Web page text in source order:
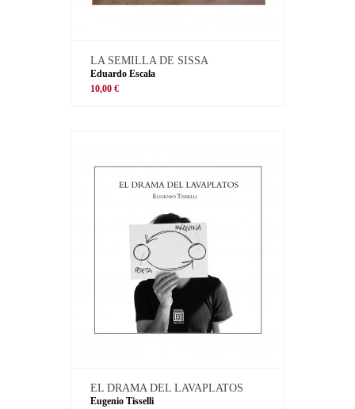
LA SEMILLA DE SISSA
Eduardo Escala
10,00 €
EL DRAMA DEL LAVAPLATOS
Eugenio Tisselli